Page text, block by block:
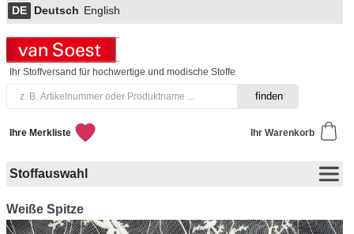
DE Deutsch English
Ihr Stoffversand für hochwertige und modische Stoffe
Ihr Warenkorb
Ihre Merkliste
Stoffauswahl
Weiße Spitze